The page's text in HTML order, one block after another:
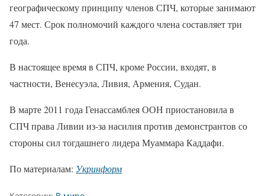
географическому принципу членов СПЧ, которые занимают
47 мест. Срок полномочий каждого члена составляет три
года.
В настоящее время в СПЧ, кроме России, входят, в
частности, Венесуэла, Ливия, Армения, Судан.
В марте 2011 года Генассамблея ООН приостановила в
СПЧ права Ливии из-за насилия против демонстрантов со
стороны сил тогдашнего лидера Муаммара Каддафи.
По материалам: Укринформ